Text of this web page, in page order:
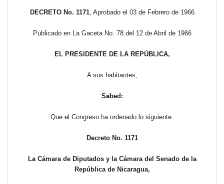
DECRETO No. 1171, Aprobado el 03 de Febrero de 1966
Publicado en La Gaceta No. 78 del 12 de Abril de 1966
EL PRESIDENTE DE LA REPÚBLICA,
A sus habitantes,
Sabed:
Que el Congreso ha ordenado lo siguiente:
Decreto No. 1171
La Cámara de Diputados y la Cámara del Senado de la
República de Nicaragua,